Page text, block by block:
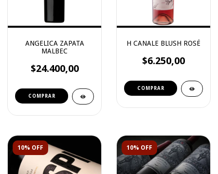
ANGELICA ZAPATA
MALBEC
$24.400,00
H CANALE BLUSH ROSÉ
$6.250,00
10% OFF 10% OFF